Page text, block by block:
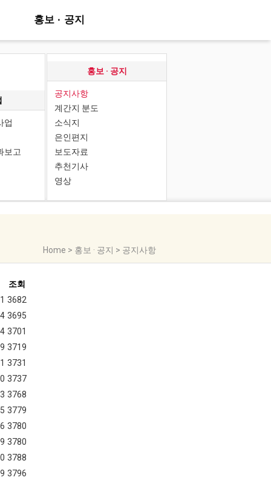
홍보 · 공지
업
보고
홍보 · 공지
공지사항
계간지 분도
소식지
은인편지
보도자료
추천기사
영상
Home > 홍보 · 공지 > 공지사항
조회
3682
3695
3701
3719
3731
3737
3768
3779
3780
3780
3788
3796